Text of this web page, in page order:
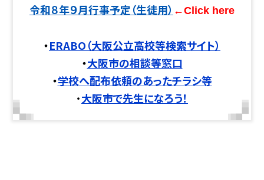
令和８年９月行事予定（生徒用） ←Click here
・ERABO（大阪公立高校等検索サイト）
・大阪市の相談等窓口
・学校へ配布依頼のあったチラシ等
・大阪市で先生になろう！